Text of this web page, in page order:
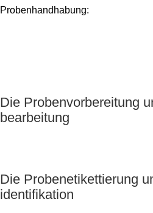
Probenhandhabung:
Die Probenvorbereitung
bearbeitung
Die Probenetikettierung
identifikation